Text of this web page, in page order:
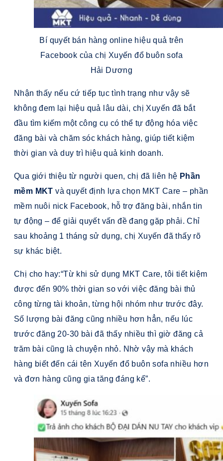
Bí quyết bán hàng online hiệu quả trên
Facebook của chị Xuyến đổ buôn sofa
Hải Dương
Nhận thấy nếu cứ tiếp tục tình trạng như vậy sẽ
không đem lại hiệu quả lâu dài, chị Xuyến đã bắt
đầu tìm kiếm một công cụ có thể tự động hóa việc
đăng bài và chăm sóc khách hàng, giúp tiết kiệm
thời gian và duy trì hiệu quả kinh doanh.
Qua giới thiệu từ người quen, chị đã liên hệ Phần
mềm MKT và quyết định lựa chọn MKT Care – phần
mềm nuôi nick Facebook, hỗ trợ đăng bài, nhắn tin
tự động – để giải quyết vấn đề đang gặp phải. Chỉ
sau khoảng 1 tháng sử dụng, chị Xuyến đã thấy rõ
sự khác biệt.
Chị cho hay:“Từ khi sử dụng MKT Care, tôi tiết kiệm
được đến 90% thời gian so với việc đăng bài thủ
công từng tài khoản, từng hội nhóm như trước đây.
Số lượng bài đăng cũng nhiều hơn hẳn, nếu lúc
trước đăng 20-30 bài đã thấy nhiều thì giờ đăng cả
trăm bài cũng là chuyện nhỏ. Nhờ vậy mà khách
hàng biết đến cái tên Xuyến đổ buôn sofa nhiều hơn
và đơn hàng cũng gia tăng đáng kể”.